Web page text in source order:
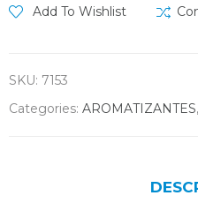
Add To Wishlist
SKU: 7153
Categories: AROMATIZANTES,